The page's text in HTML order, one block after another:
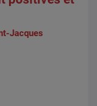
Jacques